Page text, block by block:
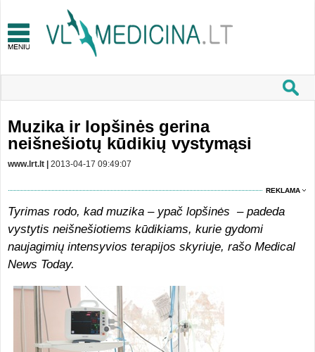
Muzika ir lopšinės gerina
neišnešiotų kūdikių vystymąsi
www.lrt.lt | 2013-04-17 09:49:07
REKLAMA
Tyrimas rodo, kad muzika – ypač lopšinės – padeda
vystytis neišnešiotiems kūdikiams, kurie gydomi
naujagimių intensyvios terapijos skyriuje, rašo Medical
News Today.